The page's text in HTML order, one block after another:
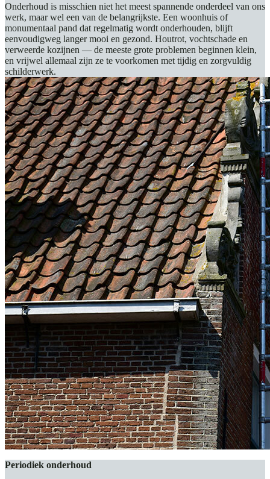
Onderhoud is misschien niet het meest spannende onderdeel van ons
werk, maar wel een van de belangrijkste. Een woonhuis of
monumentaal pand dat regelmatig wordt onderhouden, blijft
eenvoudigweg langer mooi en gezond. Houtrot, vochtschade en
verweerde kozijnen — de meeste grote problemen beginnen klein,
en vrijwel allemaal zijn ze te voorkomen met tijdig en zorgvuldig
schilderwerk.
Periodiek onderhoud